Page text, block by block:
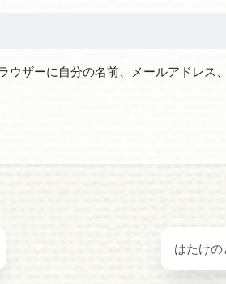
ウザーに自分の名前、メールアドレス
はたけ